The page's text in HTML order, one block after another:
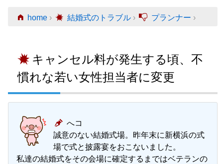
home › 結婚式のトラブル › プランナー ›
キャンセル料が発生する頃、不
慣れな若い女性担当者に変更
へコ
誠意のない結婚式場。昨年末に新横浜の式
場で式と披露宴をおこないました。
私達の結婚式をその会場に確定するまではベテランの